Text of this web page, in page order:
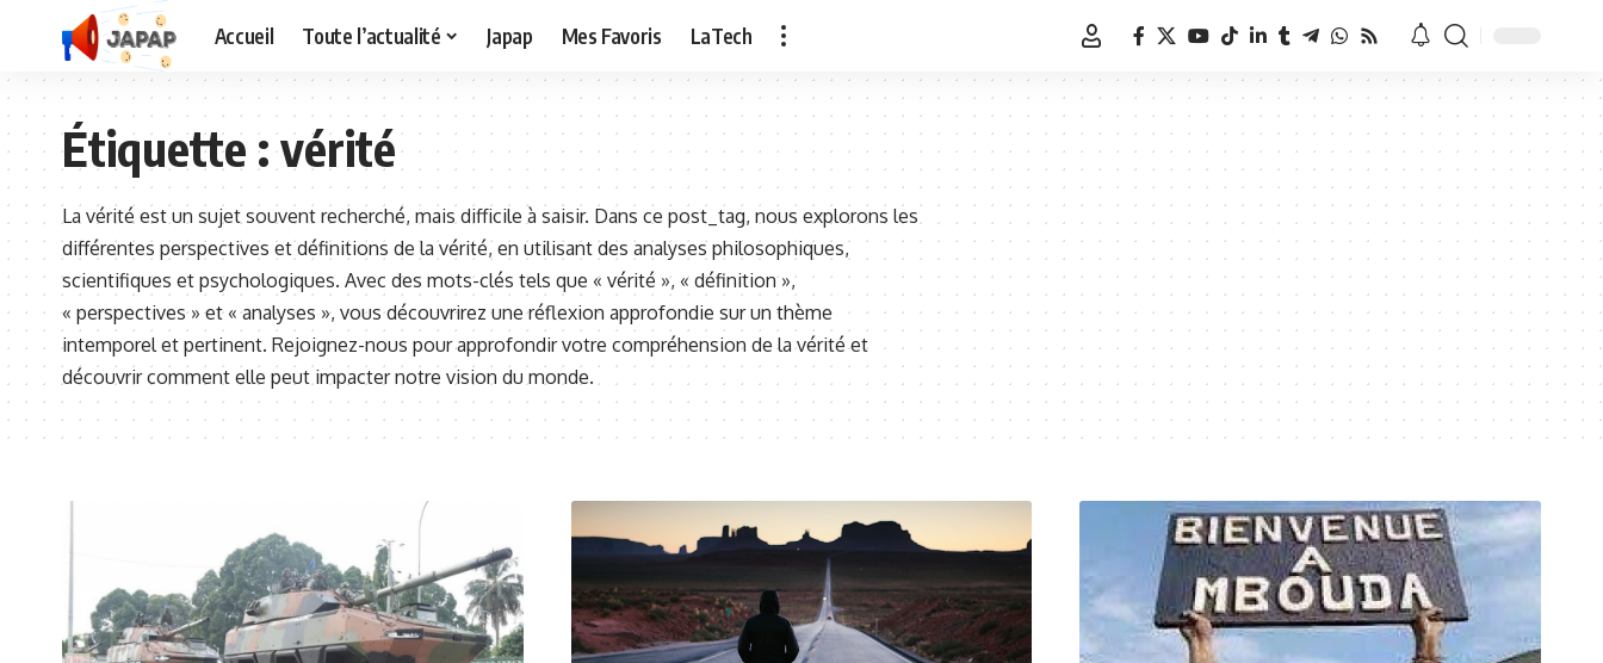
Accueil Toute l’actualité Japap Mes Favoris LaTech
Étiquette :vérité
La vérité est un sujet souvent recherché, mais difficile à saisir. Dans ce post_tag, nous explorons les
différentes perspectives et définitions de la vérité, en utilisant des analyses philosophiques,
scientifiques et psychologiques. Avec des mots-clés tels que « vérité », « définition »,
« perspectives » et « analyses », vous découvrirez une réflexion approfondie sur un thème
intemporel et pertinent. Rejoignez-nous pour approfondir votre compréhension de la vérité et
découvrir comment elle peut impacter notre vision du monde.